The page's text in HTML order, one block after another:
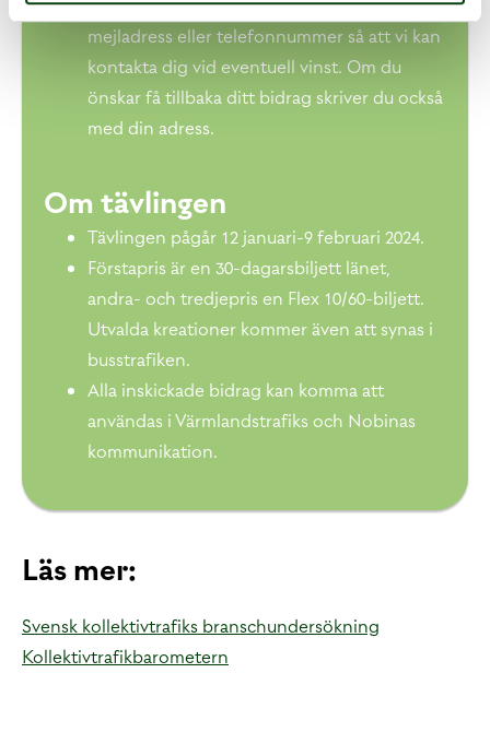
14 Karlstad). Vi behöver även ditt namn och
mejladress eller telefonnummer så att vi kan
kontakta dig vid eventuell vinst. Om du
önskar få tillbaka ditt bidrag skriver du också
med din adress.
Om tävlingen
Tävlingen pågår 12 januari-9 februari 2024.
Förstapris är en 30-dagarsbiljett länet,
andra- och tredjepris en Flex 10/60-biljett.
Utvalda kreationer kommer även att synas i
busstrafiken.
Alla inskickade bidrag kan komma att
användas i Värmlandstrafiks och Nobinas
kommunikation.
Läs mer:
Svensk kollektivtrafiks branschundersökning
Kollektivtrafikbarometern